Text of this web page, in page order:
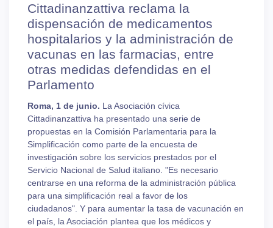
Cittadinanzattiva reclama la
dispensación de medicamentos
hospitalarios y la administración de
vacunas en las farmacias, entre
otras medidas defendidas en el
Parlamento
Roma, 1 de junio. La Asociación cívica
Cittadinanzattiva ha presentado una serie de
propuestas en la Comisión Parlamentaria para la
Simplificación como parte de la encuesta de
investigación sobre los servicios prestados por el
Servicio Nacional de Salud italiano. "Es necesario
centrarse en una reforma de la administración pública
para una simplificación real a favor de los
ciudadanos". Y para aumentar la tasa de vacunación en
el país, la Asociación plantea que los médicos y